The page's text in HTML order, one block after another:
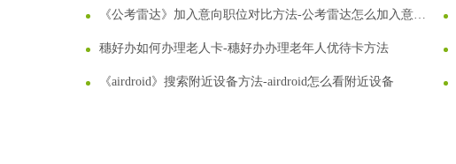
《公考雷达》加入意向职位对比方法-公考雷达怎么加入意向
穗好办如何办理老人卡-穗好办办理老年人优待卡方法
《airdroid》搜索附近设备方法-airdroid怎么看附近设备